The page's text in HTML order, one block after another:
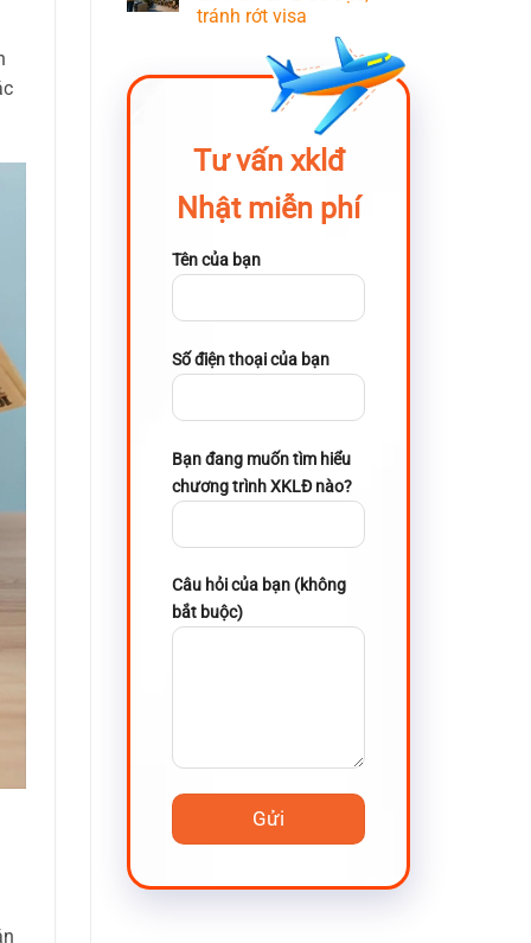
tránh rớt visa
Tư vấn xklđ
Nhật miễn phí
Tên của bạn
Số điện thoại của bạn
Bạn đang muốn tìm hiểu
chương trình XKLĐ nào?
Câu hỏi của bạn (không
bắt buộc)